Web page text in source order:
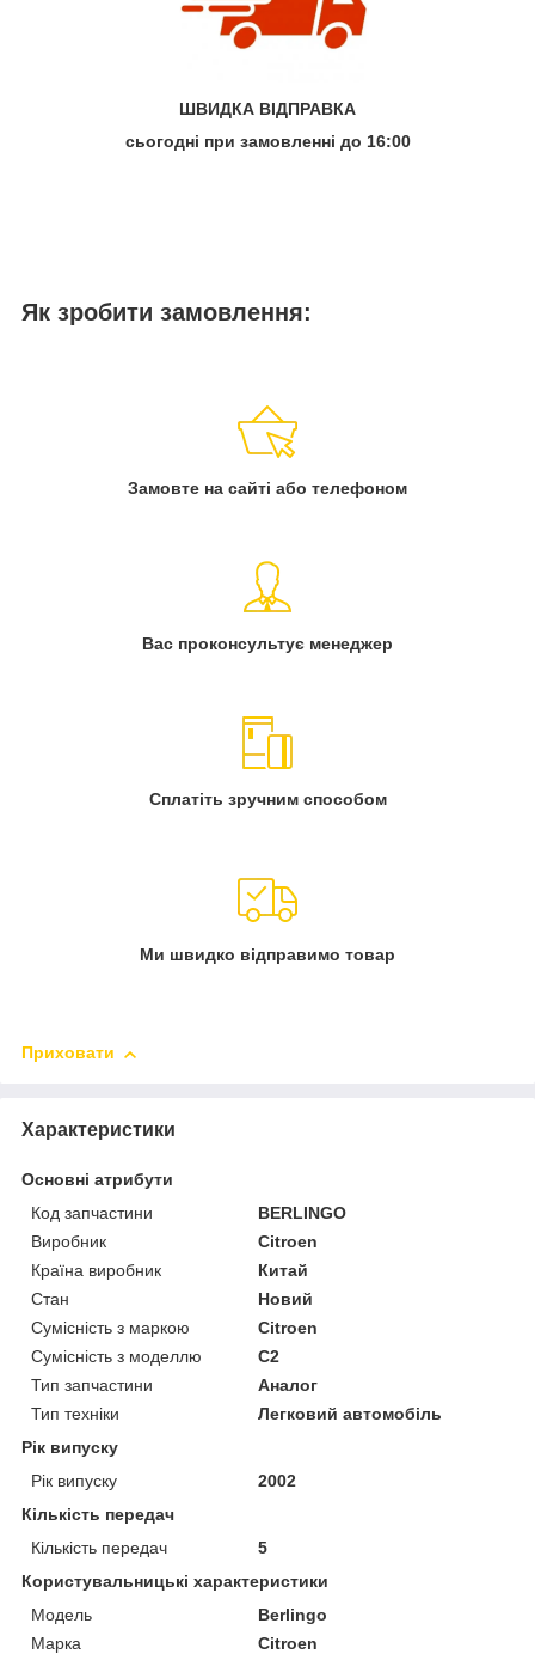
ШВИДКА ВІДПРАВКА
сьогодні при замовленні до 16:00
Як зробити замовлення:
Замовте на сайті або телефоном
Вас проконсультує менеджер
Сплатіть зручним способом
Ми швидко відправимо товар
Приховати
Характеристики
Основні атрибути
Код запчастини
BERLINGO
Виробник
Citroen
Країна виробник
Китай
Стан
Новий
Сумісність з маркою
Citroen
Сумісність з моделлю
C2
Тип запчастини
Аналог
Тип техніки
Легковий автомобіль
Рік випуску
Рік випуску
2002
Кількість передач
Кількість передач
5
Користувальницькі характеристики
Мoдель
Berlingo
Марка
Citroen